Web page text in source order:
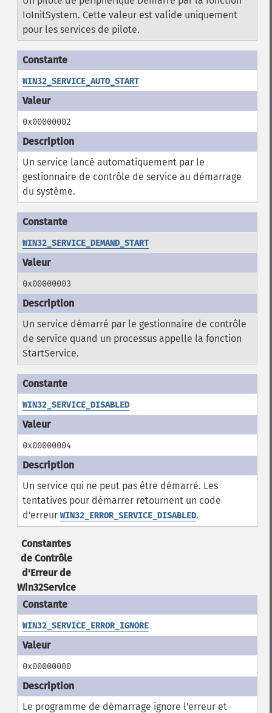
IoInitSystem. Cette valeur est valide uniquement
pour les services de pilote.
WIN32_SERVICE_AUTO_START
0x00000002
Un service lancé automatiquement par le
gestionnaire de contrôle de service au démarrage
du système.
WIN32_SERVICE_DEMAND_START
0x00000003
Un service démarré par le gestionnaire de contrôle
de service quand un processus appelle la fonction
StartService.
WIN32_SERVICE_DISABLED
0x00000004
Un service qui ne peut pas être démarré. Les
tentatives pour démarrer retournent un code
d'erreur WIN32_ERROR_SERVICE_DISABLED.
Constantes
de Contrôle
d'Erreur de
Win32Service
WIN32_SERVICE_ERROR_IGNORE
0x00000000
Le programme de démarrage ignore l'erreur et